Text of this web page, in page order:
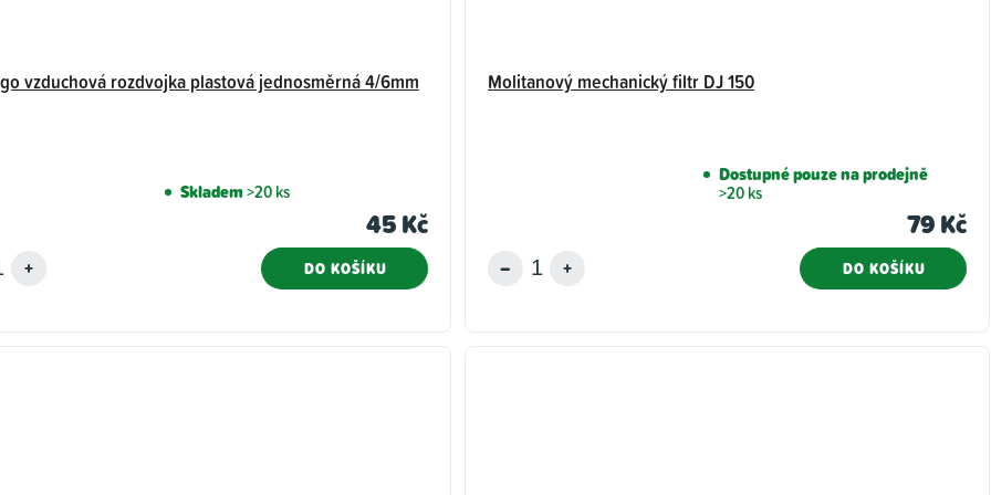
vzduchová rozdvojka plastová jednosměrná 4/6mm
Skladem>20 ks
45 Kč
DO KOŠÍKU
Molitanový mechanický filtr DJ 150
Dostupné pouze na prodejně
>20 ks
79 Kč
DO KOŠÍKU